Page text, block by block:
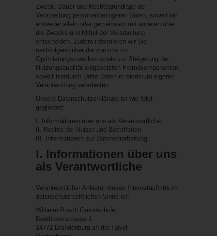
Zweck, Dauer und Rechtsgrundlage der
Verarbeitung personenbezogener Daten, soweit wir
entweder allein oder gemeinsam mit anderen über
die Zwecke und Mittel der Verarbeitung
entscheiden. Zudem informieren wir Sie
nachfolgend über die von uns zu
Optimierungszwecken sowie zur Steigerung der
Nutzungsqualität eingesetzten Fremdkomponenten,
soweit hierdurch Dritte Daten in wiederum eigener
Verantwortung verarbeiten.
Unsere Datenschutzerklärung ist wie folgt
gegliedert:
I. Informationen über uns als Verantwortliche
II. Rechte der Nutzer und Betroffenen
III. Informationen zur Datenverarbeitung
I. Informationen über uns
als Verantwortliche
Verantwortlicher Anbieter dieses Internetauftritts im
datenschutzrechtlichen Sinne ist:
Wilhelm Busch Grundschule
Beethovenstrasse 1
14772 Brandenburg an der Havel